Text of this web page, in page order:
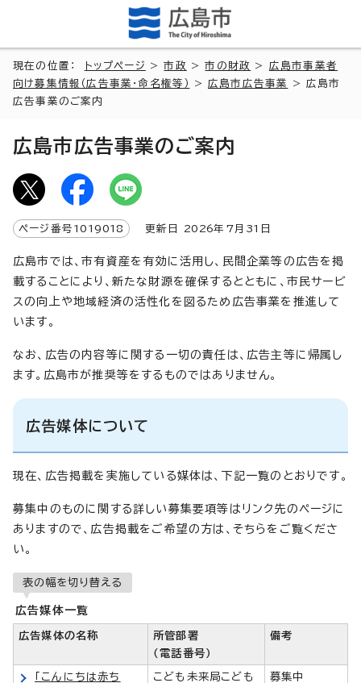
現在の位置： トップページ >市政 >市の財政 > 広島市事業者
向け募集情報（広告事業・命名権等）
>広島市広告事業
> 広島市
広告事業のご案内
広島市広告事業のご案内
ページ番号 1019018 更新日 2026年7月 31 日
広島市では、市有資産を有効に活用し、民間企業等の広告を掲
載することにより、新たな財源を確保するとともに、市民サービ
スの向上や地域経済の活性化を図るため広告事業を推進して
います。
なお、広告の内容等に関する一切の責任は、広告主等に帰属し
ます。広島市が推奨等をするものではありません。
広告媒体について
現在、広告掲載を実施している媒体は、下記一覧のとおりです。
募集中のものに関する詳しい募集要項等はリンク先のページに
ありますので、広告掲載をご希望の方は、そちらをご覧くださ
い。
表の幅を切り替える
広告媒体一覧
広告媒体の名称
所管部署
（電話番号）
備考
「こんにちは赤ち
こども未来局こども
募集中